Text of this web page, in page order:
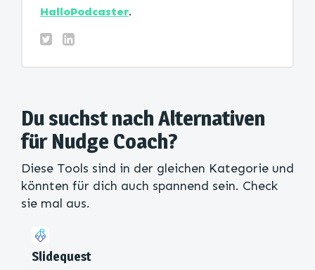
HalloPodcaster.
Du suchst nach Alternativen
für Nudge Coach?
Diese Tools sind in der gleichen Kategorie und
könnten für dich auch spannend sein. Check
sie mal aus.
Slidequest